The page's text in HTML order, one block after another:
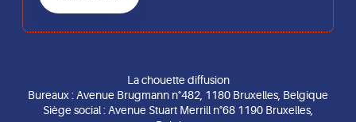
La chouette diffusion
Bureaux : Avenue Brugmann n°482, 1180 Bruxelles, Belgique
Siège social : Avenue Stuart Merrill n°68 1190 Bruxelles,